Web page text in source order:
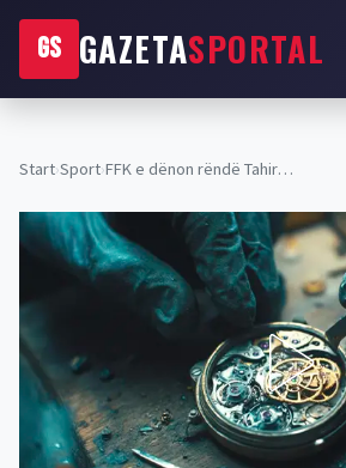
GS GAZETASPORTAL
Start›Sport›FFK e dënon rëndë Tahir…